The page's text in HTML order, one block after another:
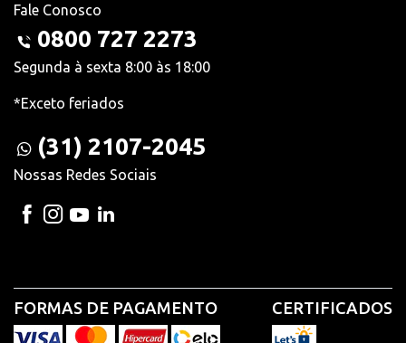
Fale Conosco
0800 727 2273
Segunda à sexta 8:00 às 18:00
*Exceto feriados
(31) 2107-2045
Nossas Redes Sociais
FORMAS DE PAGAMENTO CERTIFICADOS